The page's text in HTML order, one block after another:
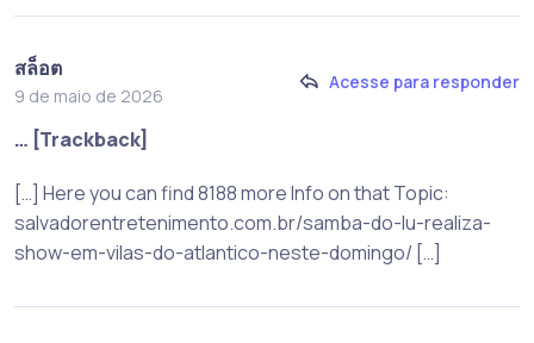
สล็อต
9 de maio de 2026
Acesse para responder
… [Trackback]
[…] Here you can find 8188 more Info on that Topic:
salvadorentretenimento.com.br/samba-do-lu-realiza-
show-em-vilas-do-atlantico-neste-domingo/ […]